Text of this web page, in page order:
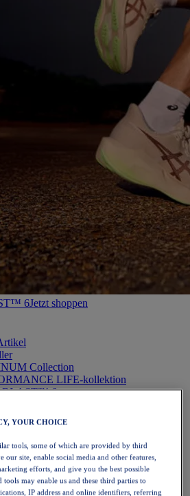
6Jetzt shoppen
Collection
LIFE-kollektion
6
YOUR CHOICE
tools, some of which are provided by third
our site, enable social media and other features,
efforts, and give you the best possible
tools may enable us and these third parties to
IP address and online identifiers, referring